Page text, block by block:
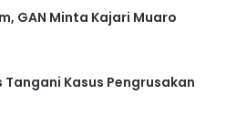
GAN Minta Kajari Muaro
Kasus Pengrusakan